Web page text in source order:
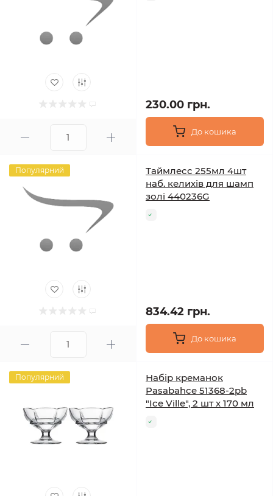
230.00 грн.
До кошика
Популярний
Таймлесс 255мл 4шт
наб. келихів для шамп
золі 440236G
834.42 грн.
До кошика
Популярний
Набір креманок
Pasabahce 51368-2pb
"Ice Ville", 2 шт х 170 мл